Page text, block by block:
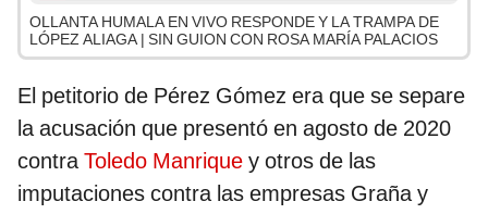
OLLANTA HUMALA EN VIVO RESPONDE Y LA TRAMPA DE
LÓPEZ ALIAGA | SIN GUION CON ROSA MARÍA PALACIOS
El petitorio de Pérez Gómez era que se separe
la acusación que presentó en agosto de 2020
contraToledo Manrique y otros de las
imputaciones contra las empresas Graña y